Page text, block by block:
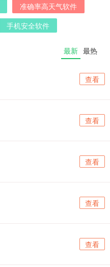
准确率高天气软件
手机安全软件
最新 最热
查看
查看
查看
查看
查看